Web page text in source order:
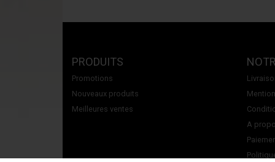
PRODUITS
Promotions
Nouveaux produits
Meilleures ventes
A